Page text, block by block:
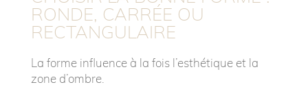
RONDE, CARRÉE OU
RECTANGULAIRE
La forme influence à la fois l’esthétique et la
zone d’ombre.